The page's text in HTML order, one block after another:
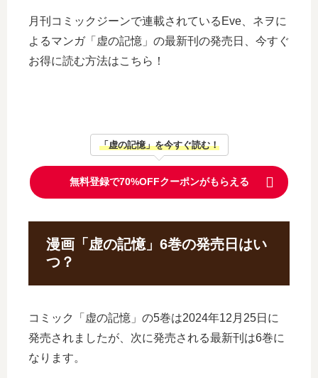
月刊コミックジーンで連載されているEve、ネヲに
よるマンガ「虚の記憶」の最新刊の発売日、今すぐ
お得に読む方法はこちら！
「虚の記憶」を今すぐ読む！
無料登録で70%OFFクーポンがもらえる
漫画「虚の記憶」6巻の発売日はい
つ？
コミック「虚の記憶」の5巻は2024年12月25日に
発売されましたが、次に発売される最新刊は6巻に
なります。